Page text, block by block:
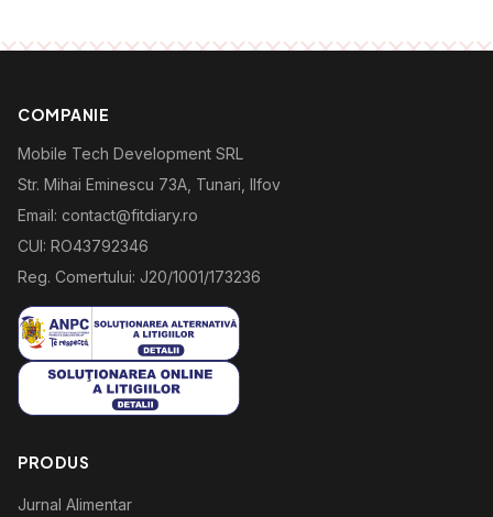
COMPANIE
Mobile Tech Development SRL
Str. Mihai Eminescu 73A, Tunari, Ilfov
Email: contact@fitdiary.ro
CUI: RO43792346
Reg. Comertului: J20/1001/173236
PRODUS
Jurnal Alimentar